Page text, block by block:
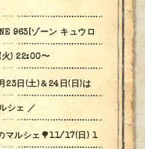
963[ゾーン キュウロ
) 22:00〜
23日(土)＆24日(日)は
シェ ／
マルシェ🌳11/17(日) 1